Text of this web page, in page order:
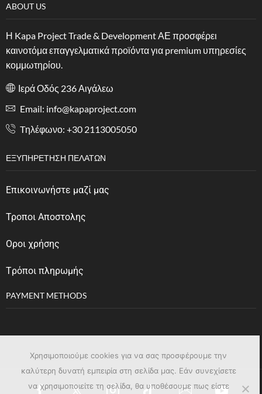
ABOUT US
Η Kapa Project Trade & Development ΑΕ προσφέρει
καινοτόμα επαγγελματικά προϊόντα για premium υπηρεσίες
κομμωτηρίου.
Ιερά Οδός 236 Αιγάλεω
Email: info@kapaproject.com
Tηλέφωνο: +30 2113005050
ΕΞΥΠΗΡΈΤΗΣΗ ΠΕΛΑΤΏΝ
Επικοινωνήστε μαζί μας
Τροποι Αποστολης
Οροι χρήσης
Tρόποι πληρωμής
PAYMENT METHODS
Χρησιμοποιούμε cookies για να σας προσφέρουμε την
καλύτερη δυνατή εμπειρία στη σελίδα μας. Εάν συνεχίσετε
να χρησιμοποιείτε τη σελίδα, θα υποθέσουμε πως είστε